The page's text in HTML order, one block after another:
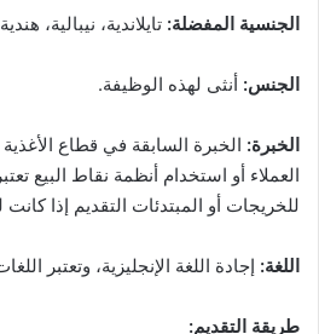
الجنسية المفضلة: تايلاندية، نيبالية،
الجنس: أنثى لهذه الوظيفة.
الخبرة: الخبرة السابقة في قطاع
العملاء أو استخدام أنظمة نقاط البيع
للخريجات أو المبتدئات التقديم إذا
اللغة: إجادة اللغة الإنجليزية، وتعتبر
طريقة التقديم: